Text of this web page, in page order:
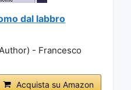
dal labbro
- Francesco
Acquista su Amazon